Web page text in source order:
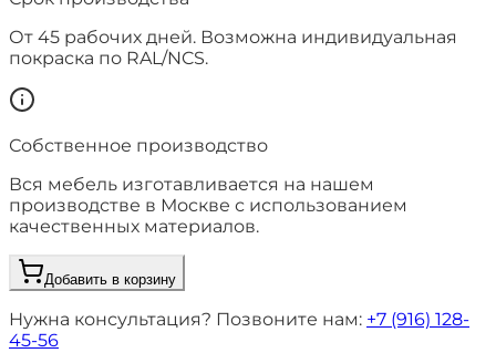
От 45 рабочих дней. Возможна индивидуальная
покраска по RAL/NCS.
Собственное производство
Вся мебель изготавливается на нашем
производстве в Москве с использованием
качественных материалов.
Добавить в корзину
Нужна консультация? Позвоните нам: +7 (916) 128-
45-56